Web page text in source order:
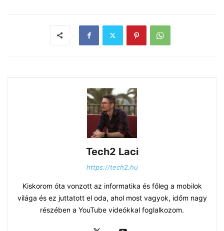
Tech2 Laci
https://tech2.hu
Kiskorom óta vonzott az informatika és főleg a mobilok
világa és ez juttatott el oda, ahol most vagyok, időm nagy
részében a YouTube videókkal foglalkozom.